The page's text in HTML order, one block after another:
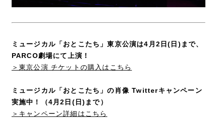
ミュージカル「おとこたち」東京公演は4月2日(日)まで、
PARCO劇場にて上演！
＞東京公演 チケットの購入はこちら
ミュージカル「おとこたち」の肖像 Twitterキャンペーン
実施中！（4月2日(日)まで）
＞キャンペーン詳細はこちら